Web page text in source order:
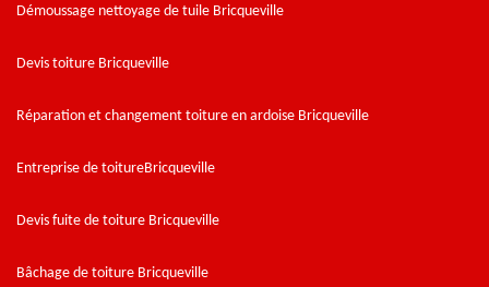
Démoussage nettoyage de tuile Bricqueville
Devis toiture Bricqueville
Réparation et changement toiture en ardoise Bricqueville
Entreprise de toitureBricqueville
Devis fuite de toiture Bricqueville
Bâchage de toiture Bricqueville